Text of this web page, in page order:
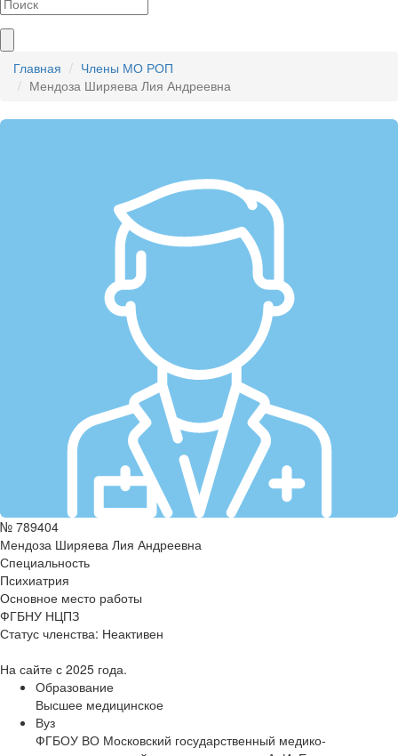
Главная
Члены МО РОП
Мендоза Ширяева Лия Андреевна
№ 789404
Мендоза Ширяева Лия Андреевна
Специальность
Психиатрия
Основное место работы
ФГБНУ НЦПЗ
Статус членства: Неактивен
На сайте с 2025 года.
Образование
Высшее медицинское
Вуз
ФГБОУ ВО Московский государственный медико-